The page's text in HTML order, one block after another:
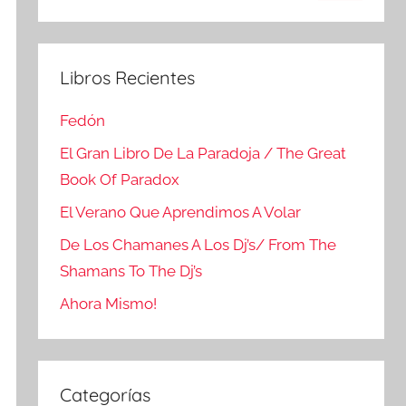
Libros Recientes
Fedón
El Gran Libro De La Paradoja / The Great
Book Of Paradox
El Verano Que Aprendimos A Volar
De Los Chamanes A Los Dj’s/ From The
Shamans To The Dj’s
Ahora Mismo!
Categorías